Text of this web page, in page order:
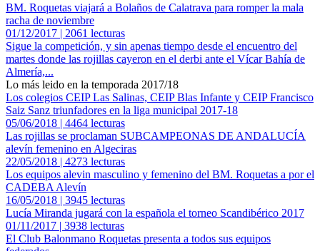
BM. Roquetas viajará a Bolaños de Calatrava para romper la mala
racha de noviembre
01/12/2017 | 2061 lecturas
Sigue la competición, y sin apenas tiempo desde el encuentro del
martes donde las rojillas cayeron en el derbi ante el Vícar Bahía de
Almería,...
Lo más leido en la temporada 2017/18
Los colegios CEIP Las Salinas, CEIP Blas Infante y CEIP Francisco
Saiz Sanz triunfadores en la liga municipal 2017-18
05/06/2018 | 4464 lecturas
Las rojillas se proclaman SUBCAMPEONAS DE ANDALUCÍA
alevín femenino en Algeciras
22/05/2018 | 4273 lecturas
Los equipos alevin masculino y femenino del BM. Roquetas a por el
CADEBA Alevín
16/05/2018 | 3945 lecturas
Lucía Miranda jugará con la española el torneo Scandibérico 2017
01/11/2017 | 3938 lecturas
El Club Balonmano Roquetas presenta a todos sus equipos